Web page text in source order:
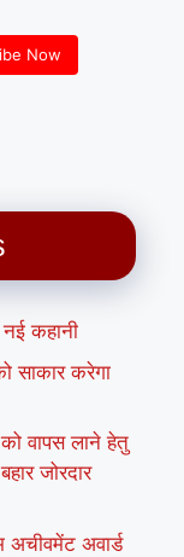
Now
कहानी
साकार करेगा
वापस लाने हेतु
जोरदार
अचीवमेंट अवार्ड